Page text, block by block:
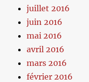
juillet 2016
juin 2016
mai 2016
avril 2016
mars 2016
février 2016